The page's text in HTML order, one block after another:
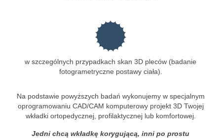
w szczególnych przypadkach skan 3D pleców (badanie
fotogrametryczne postawy ciała).
Na podstawie powyższych badań wykonujemy w specjalnym
oprogramowaniu CAD/CAM komputerowy projekt 3D Twojej
wkładki ortopedycznej, profilaktycznej lub komfortowej.
Jedni chcą wkładkę korygującą, inni po prostu